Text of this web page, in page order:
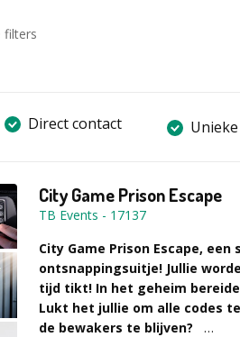
filters
Direct contact
City Game Prison Escape
TB Events - 17137
City Game Prison Escape, een
ontsnappingsuitje! Jullie
tijd tikt! In het geheim
Lukt het jullie om alle codes
de bewakers te blijven?